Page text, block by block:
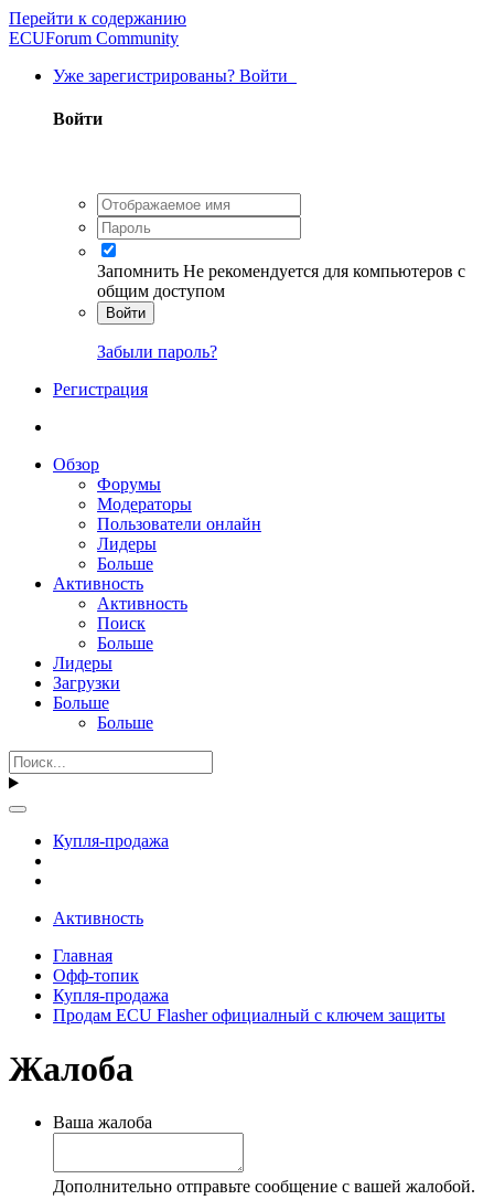
Перейти к содержанию
ECUForum Community
Уже зарегистрированы? Войти
Войти
Запомнить Не рекомендуется для компьютеров с
общим доступом
Войти
Забыли пароль?
Регистрация
Обзор
Форумы
Модераторы
Пользователи онлайн
Лидеры
Больше
Активность
Активность
Поиск
Больше
Лидеры
Загрузки
Больше
Больше
Купля-продажа
Активность
Главная
Офф-топик
Купля-продажа
Продам ECU Flasher официалный с ключем защиты
Жалоба
Ваша жалоба
Дополнительно отправьте сообщение с вашей жалобой.